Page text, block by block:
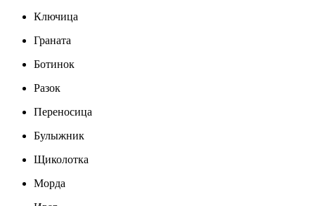
Ключица
Граната
Ботинок
Разок
Переносица
Булыжник
Щиколотка
Морда